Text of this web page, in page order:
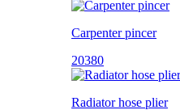
Carpenter pincer
20380
Radiator hose plier